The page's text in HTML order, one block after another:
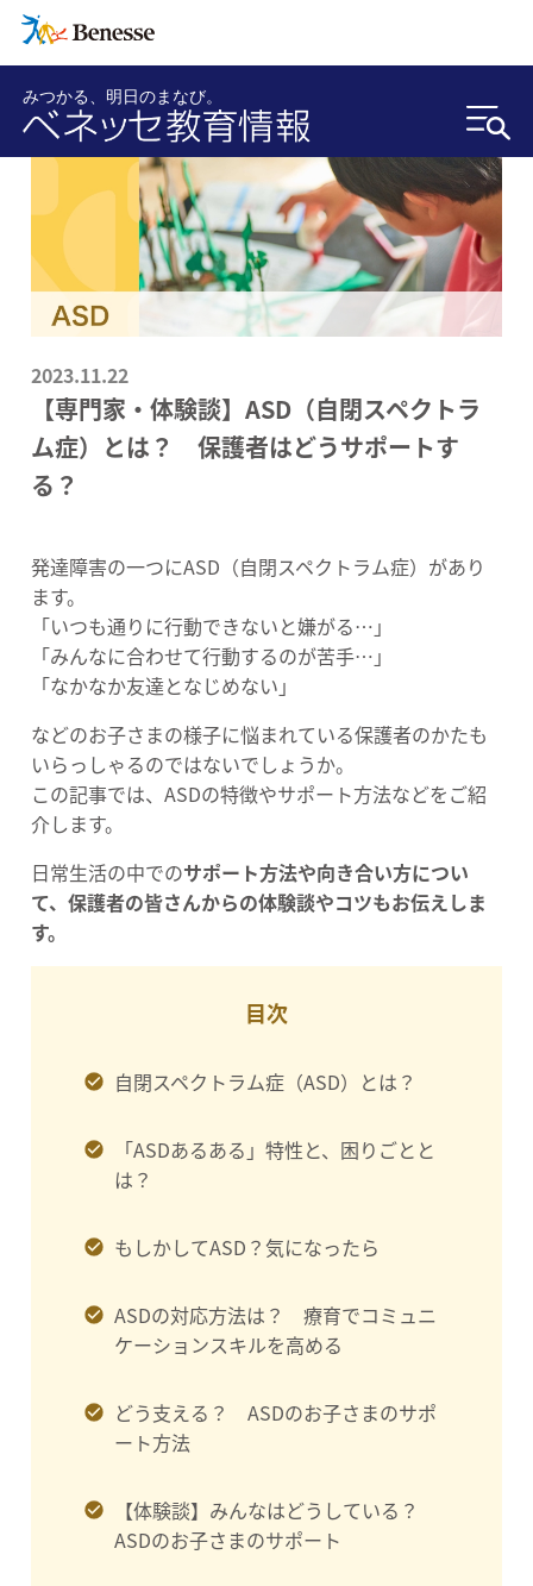
みつかる、明日のまなび。
2023.11.22
【専門家・体験談】ASD（自閉スペクトラ
ム症）とは？ 保護者はどうサポートす
る？
発達障害の一つにASD（自閉スペクトラム症）があり
ます。
「いつも通りに行動できないと嫌がる…」
「みんなに合わせて行動するのが苦手…」
「なかなか友達となじめない」
などのお子さまの様子に悩まれている保護者のかたも
いらっしゃるのではないでしょうか。
この記事では、ASDの特徴やサポート方法などをご紹
介します。
日常生活の中でのサポート方法や向き合い方につい
て、保護者の皆さんからの体験談やコツもお伝えしま
す。
目次
自閉スペクトラム症（ASD）とは？
「ASDあるある」特性と、困りごとと
は？
もしかしてASD？気になったら
ASDの対応方法は？ 療育でコミュニ
ケーションスキルを高める
どう支える？ ASDのお子さまのサポ
ート方法
【体験談】みんなはどうしている？
ASDのお子さまのサポート